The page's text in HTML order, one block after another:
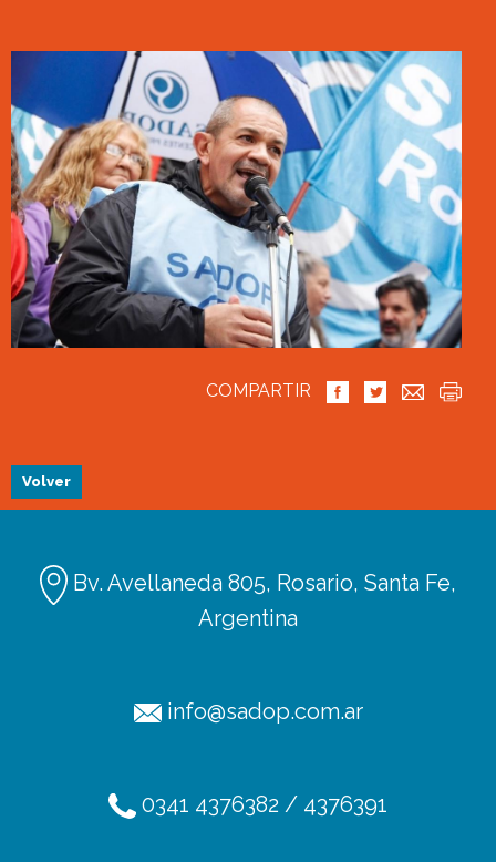
Radio SADOP
TV SADOP
Podcats
COMPARTIR
Volver
Bv. Avellaneda 805, Rosario, Santa Fe,
Argentina
info@sadop.com.ar
0341 4376382 / 4376391